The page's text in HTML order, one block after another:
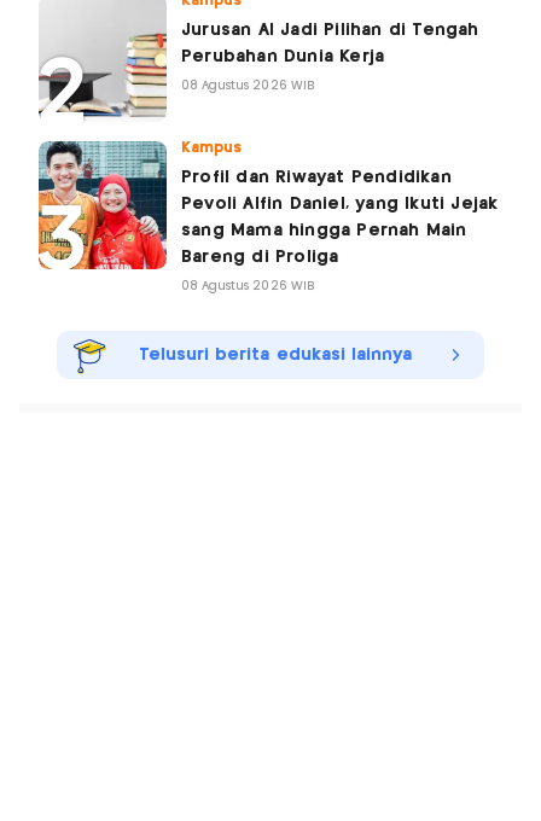
Jurusan AI Jadi Pilihan di Tengah
Perubahan Dunia Kerja
08 Agustus 2026 WIB
Kampus
Profil dan Riwayat Pendidikan
Pevoli Alfin Daniel, yang Ikuti Jejak
sang Mama hingga Pernah Main
Bareng di Proliga
08 Agustus 2026 WIB
Telusuri berita edukasi lainnya